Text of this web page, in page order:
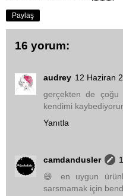
Paylaş
16 yorum:
audrey 12 Haziran
gerçekten de
kendimi
Yanıtla
camdandusler
😄 en uygun
sarsmamak için